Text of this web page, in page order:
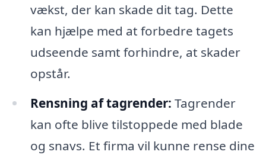
vækst, der kan skade dit tag. Dette
kan hjælpe med at forbedre tagets
udseende samt forhindre, at skader
opstår.
Rensning af tagrender: Tagrender
kan ofte blive tilstoppede med blade
og snavs. Et firma vil kunne rense dine